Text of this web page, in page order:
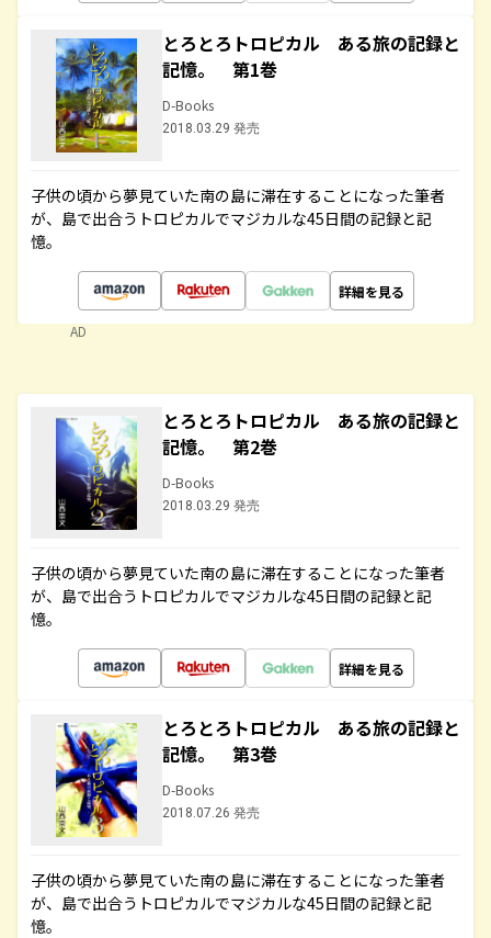
とろとろトロピカル ある旅の記録と
記憶。 第1巻
D-Books
2018.03.29 発売
子供の頃から夢見ていた南の島に滞在することになった筆者
が、島で出合うトロピカルでマジカルな45日間の記録と記
憶。
詳細を見る
AD
とろとろトロピカル ある旅の記録と
記憶。 第2巻
D-Books
2018.03.29 発売
子供の頃から夢見ていた南の島に滞在することになった筆者
が、島で出合うトロピカルでマジカルな45日間の記録と記
憶。
詳細を見る
とろとろトロピカル ある旅の記録と
記憶。 第3巻
D-Books
2018.07.26 発売
子供の頃から夢見ていた南の島に滞在することになった筆者
が、島で出合うトロピカルでマジカルな45日間の記録と記
憶。